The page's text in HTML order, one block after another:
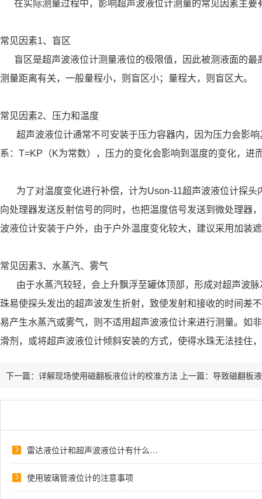
在实际测量过程中，影响超声波液位计测量的常见因素主要
常见因素1、盲区
盲区是超声波液位计测量液位的极限值，因此被测液面的最
测量距离有关，一般量程小，则盲区小；量程大，则盲区大。
常见因素2、压力和温度
超声波液位计通常不可安装于压力容器内，因为压力会影响
系：T=KP（K为常数），压力的变化会影响到温度的变化，进
为了对温度变化进行补偿，计为Uson-11超声波液位计探头
向处理器发送反射信号的同时，也把温度信号发送到微处理器
波液位计安装于户外，由于户外温度变化较大，建议采用加装
常见因素3、水蒸汽、雾气
由于水蒸汽较轻，会上升飘浮至罐体顶部，形成对超声波脉
珠易使探头发出的超声波发生折射，致使发射和接收的时间差
易产生水蒸汽或雾气，则不适用超声波液位计来进行测量。如
滑剂，或将超声波液位计倾斜安装的方式，使得水珠无法挂住
下一篇： 详解现场使用磁翻板液位计的校准方法 上一篇： 导致磁翻板
雷达液位计和超声波液位计有什么…
使用玻璃管液位计的注意事项